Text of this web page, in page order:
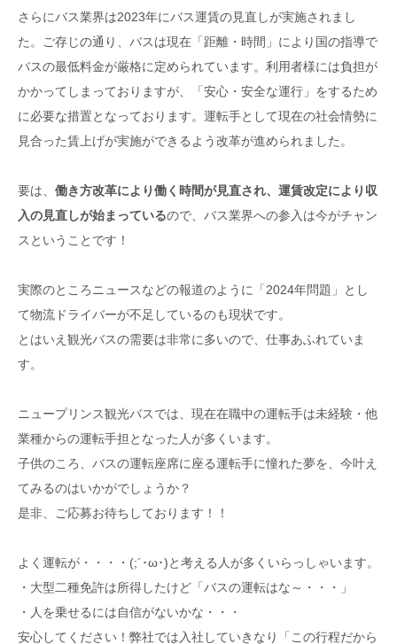
さらにバス業界は2023年にバス運賃の見直しが実施されまし
た。ご存じの通り、バスは現在「距離・時間」により国の指導で
バスの最低料金が厳格に定められています。利用者様には負担が
かかってしまっておりますが、「安心・安全な運行」をするため
に必要な措置となっております。運転手として現在の社会情勢に
見合った賃上げが実施ができるよう改革が進められました。
要は、 働き方改革により働く時間が見直され、運賃改定により収
入の見直しが始まっているので、バス業界への参入は今がチャン
スということです！
実際のところニュースなどの報道のように「2024年問題」とし
て物流ドライバーが不足しているのも現状です。
とはいえ観光バスの需要は非常に多いので、仕事あふれていま
す。
ニュープリンス観光バスでは、現在在職中の運転手は未経験・他
業種からの運転手担となった人が多くいます。
子供のころ、バスの運転座席に座る運転手に憧れた夢を、今叶え
てみるのはいかがでしょうか？
是非、ご応募お待ちしております！！
よく運転が・・・・(;´･ω･)と考える人が多くいらっしゃいます。
・大型二種免許は所得したけど「バスの運転はな～・・・」
・人を乗せるには自信がないかな・・・
安心してください！弊社では入社していきなり「この行程だから